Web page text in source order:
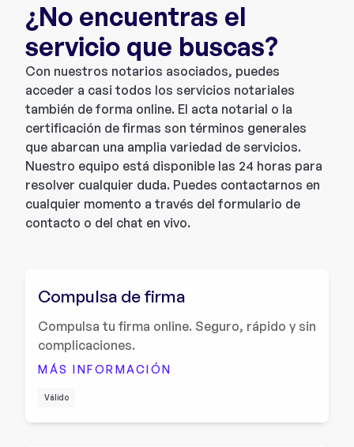
¿No encuentras el
servicio que buscas?
Con nuestros notarios asociados, puedes
acceder a casi todos los servicios notariales
también de forma online. El acta notarial o la
certificación de firmas son términos generales
que abarcan una amplia variedad de servicios.
Nuestro equipo está disponible las 24 horas para
resolver cualquier duda. Puedes contactarnos en
cualquier momento a través del formulario de
contacto o del chat en vivo.
Válido
Compulsa de firma
Compulsa tu firma online. Seguro, rápido y sin
complicaciones.
MÁS INFORMACIÓN